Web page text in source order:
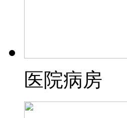
医院病房